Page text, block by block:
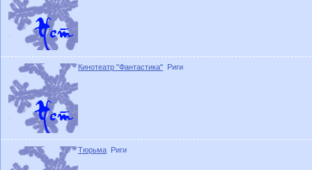
Кинотеатр "Фантастика" Риги
Тюрьма Риги